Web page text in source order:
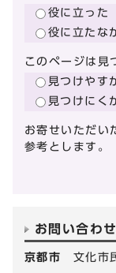
役に立った
役に立たな
このページは見
見つけやす
見つけにく
お寄せいただい
参考とします。
お問い合わ
京都市 文化市